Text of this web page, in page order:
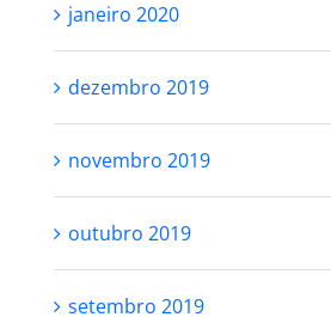
janeiro 2020
dezembro 2019
novembro 2019
outubro 2019
setembro 2019